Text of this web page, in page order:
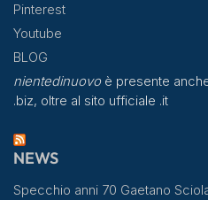
Pinterest
Youtube
BLOG
nientedinuovoè presente
.biz, oltre al sito ufficiale .it
NEWS
Specchio anni 70 Gaetano